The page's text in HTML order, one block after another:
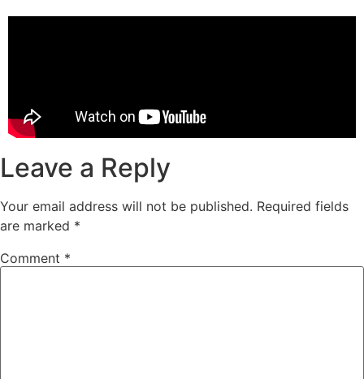
Leave a Reply
Your email address will not be published. Required fields
are marked *
Comment *